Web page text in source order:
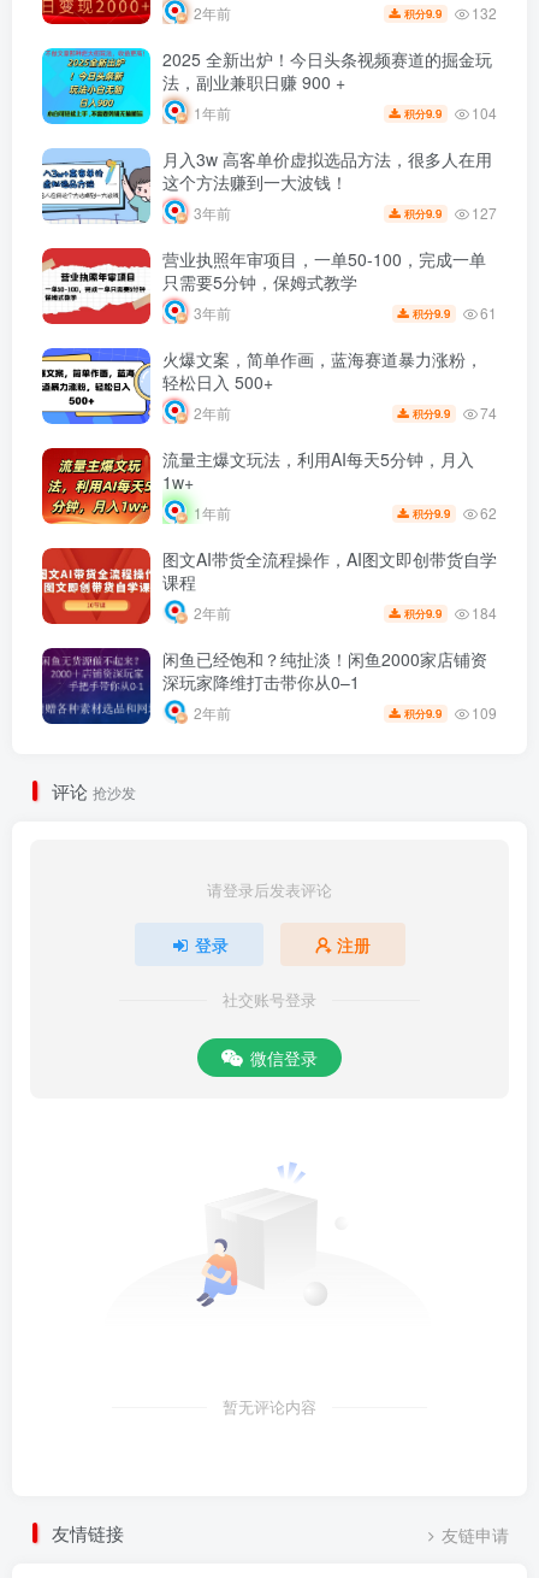
2年前 积分9.9 132
2025 全新出炉！今日头条视频赛道的掘金玩
法，副业兼职日赚 900 +
1年前 积分9.9 104
月入3w 高客单价虚拟选品方法，很多人在用
这个方法赚到一大波钱！
3年前 积分9.9 127
营业执照年审项目，一单50-100，完成一单
只需要5分钟，保姆式教学
3年前 积分9.9 61
火爆文案，简单作画，蓝海赛道暴力涨粉，
轻松日入 500+
2年前 积分9.9 74
流量主爆文玩法，利用AI每天5分钟，月入
1w+
1年前 积分9.9 62
图文AI带货全流程操作，AI图文即创带货自学
课程
2年前 积分9.9 184
闲鱼已经饱和？纯扯淡！闲鱼2000家店铺资
深玩家降维打击带你从0–1
2年前 积分9.9 109
评论 抢沙发
请登录后发表评论
登录 注册
社交账号登录
微信登录
暂无评论内容
友情链接 友链申请